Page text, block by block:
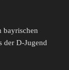
bayrischen
der D-Jugend